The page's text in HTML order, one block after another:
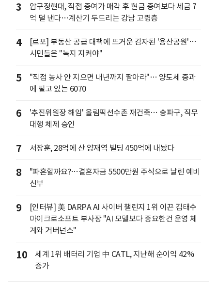
3
압구정현대, 직접 증여가 매각 후 현금 증여보다 세금 7
억 덜 낸다…계산기 두드리는 강남 고령층
4
[르포] 부동산 공급 대책에 뜨거운 감자된 '용산공원'…
시민들은 "녹지 지켜야"
5
"직접 농사 안 지으면 내년까지 팔아라"… 양도세 중과
에 떨고 있는 6070
6
'추진위원장 해임' 올림픽선수촌 재건축… 송파구, 직무
대행 체제 승인
7 서장훈, 28억에 산 양재역 빌딩 450억에 내놨다
8
"파혼할까요?…결혼자금 5500만원 주식으로 날린 예비
신부
9
[인터뷰] 美 DARPA AI 사이버 챌린지 1위 이끈 김태수
마이크로소프트 부사장 "AI 모델보다 중요한건 운영 체
계와 거버넌스"
10
세계 1위 배터리 기업 中 CATL, 지난해 순이익 42%
증가